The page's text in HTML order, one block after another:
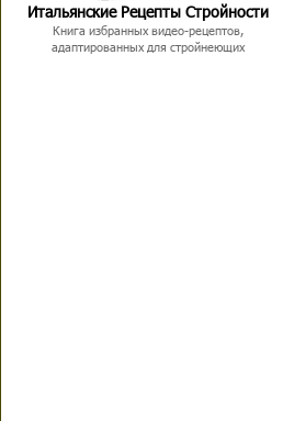
Итальянские Рецепты Стройности
Книга избранных видео-рецептов,
адаптированных для стройнеющих